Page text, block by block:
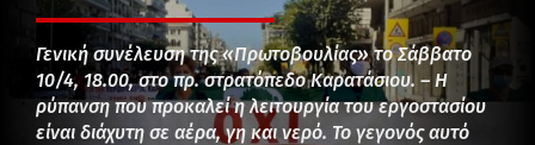
Γενική συνέλευση της «Πρωτοβουλίας» το Σάββατο
10/4, 18.00, στο πρ. στρατόπεδο Καρατάσιου. – Η
ρύπανση που προκαλεί η λειτουργία του εργοστασίου
είναι διάχυτη σε αέρα, γη και νερό. Το γεγονός αυτό